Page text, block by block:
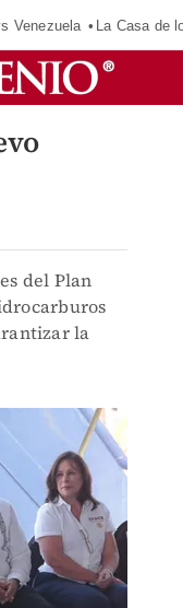
Venezuela La Casa de
del Plan
la